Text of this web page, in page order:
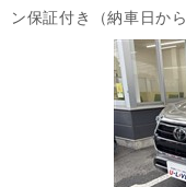
ン保証付き（納車日から